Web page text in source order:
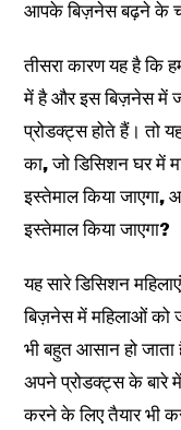
आपके बिज़नेस बढ़ने के
तीसरा कारण यह है
में है और इस बिज़नेस में
प्रोडक्ट्स होते हैं। तो
का, जो डिसिशन घर में
इस्तेमाल किया
इस्तेमाल किया जाएगा?
यह सारे डिसिशन
बिज़नेस में महिलाओं को
भी बहुत आसान हो
अपने प्रोडक्ट्स के
करने के लिए तैयार भी